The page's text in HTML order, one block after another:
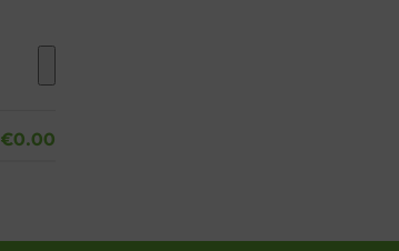
€0.00